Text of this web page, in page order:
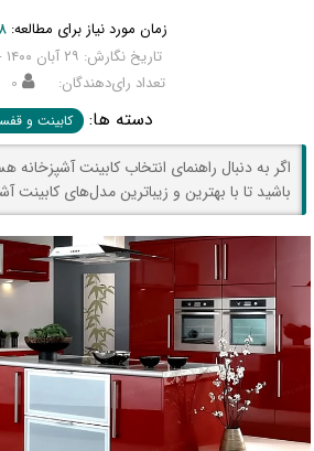
زمان مورد نیاز برای مطالعه:۸ دقیقه
تاریخ نگارش: ۲۹ آبان ۱۴۰۰ - ۱۰:۲۱
تعداد رای‌دهندگان:
۰
دسته ها: کابینت و قفسه
اگر به دنبال راهنمای انتخاب کابینت آشپزخانه
باشید تا با بهترین و زیباترین مدل‌های کابینت